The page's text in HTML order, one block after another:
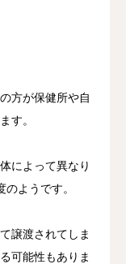
方が保健所や自
す。
によって異なり
ようです。
譲渡されてしま
可能性もありま